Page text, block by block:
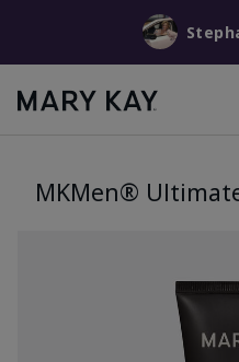
MKMen®